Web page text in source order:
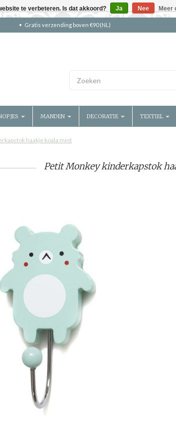
Gratis verzending boven €90 (NL)
MANDEN DECORATIE TEXTIEL
haakje koala mint
Petit Monkey kinderkapstok
te verbeteren. Is dat akkoord? Ja Nee Meer